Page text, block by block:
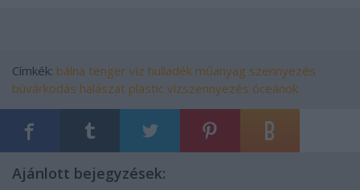
Címkék: bálna tenger víz hulladék műanyag szennyezés
búvárkodás halászat plastic vízszennyezés óceánok
Ajánlott bejegyzések: